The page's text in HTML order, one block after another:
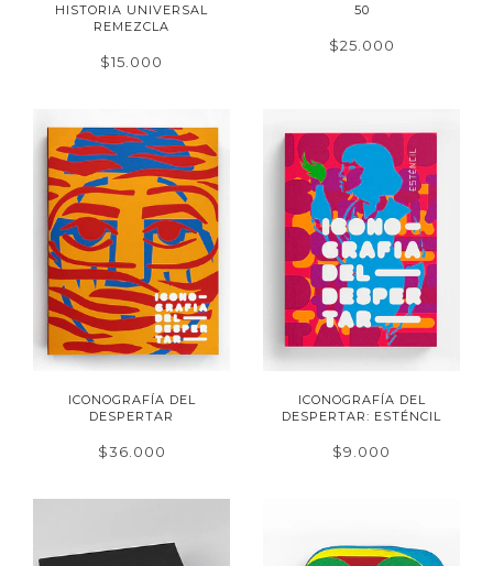
HISTORIA UNIVERSAL
REMEZCLA
$15.000
50
$25.000
ICONOGRAFÍA DEL
DESPERTAR
$36.000
ICONOGRAFÍA DEL
DESPERTAR: ESTÉNCIL
$9.000